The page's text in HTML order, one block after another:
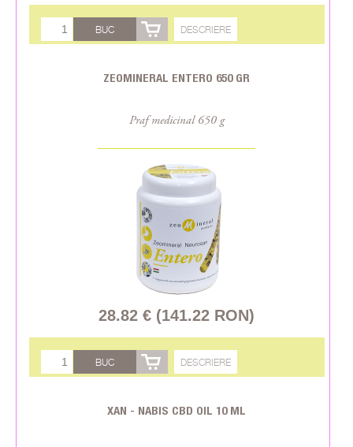
BUC DESCRIERE
ZEOMINERAL ENTERO 650 GR
Praf medicinal 650 g
28.82 € (141.22 RON)
BUC DESCRIERE
XAN - NABIS CBD OIL 10 ML